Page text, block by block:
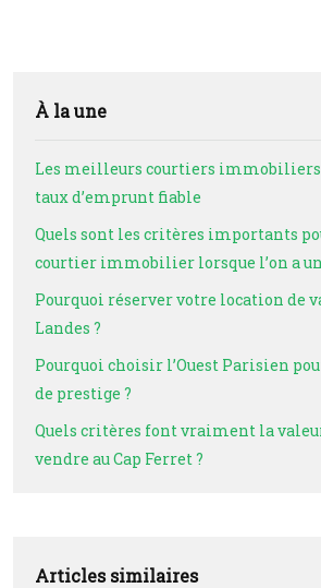
À la une
Les meilleurs courtiers immobiliers
taux d’emprunt fiable
Quels sont les critères importants
courtier immobilier lorsque l’on a
Pourquoi réserver votre location de
Landes ?
Pourquoi choisir l’Ouest Parisien
de prestige ?
Quels critères font vraiment la
vendre au Cap Ferret ?
Articles similaires